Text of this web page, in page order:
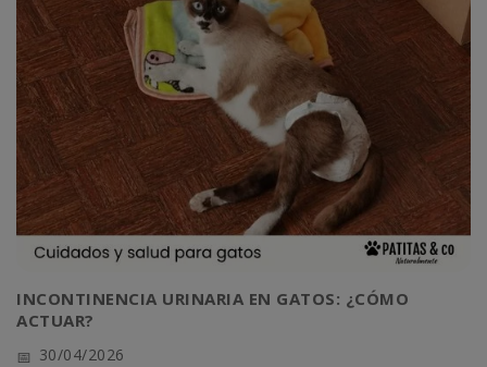
INCONTINENCIA URINARIA EN GATOS: ¿CÓMO
ACTUAR?
30/04/2026